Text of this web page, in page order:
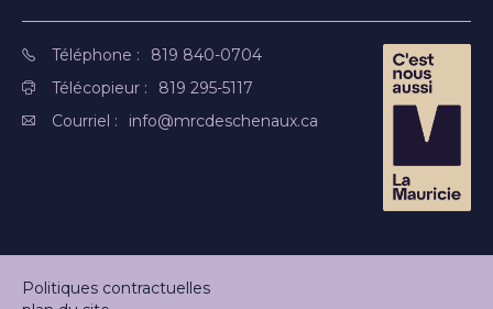
Téléphone :
819 840-0704
Télécopieur :
819 295-5117
Courriel :
info@mrcdeschenaux.ca
Politiques contractuelles